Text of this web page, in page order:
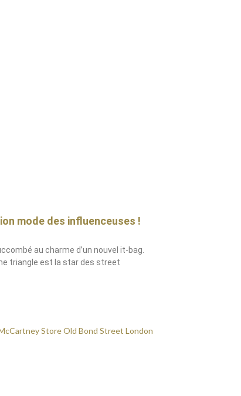
mode des influenceuses !
au charme d’un nouvel it-bag.
triangle est la star des street